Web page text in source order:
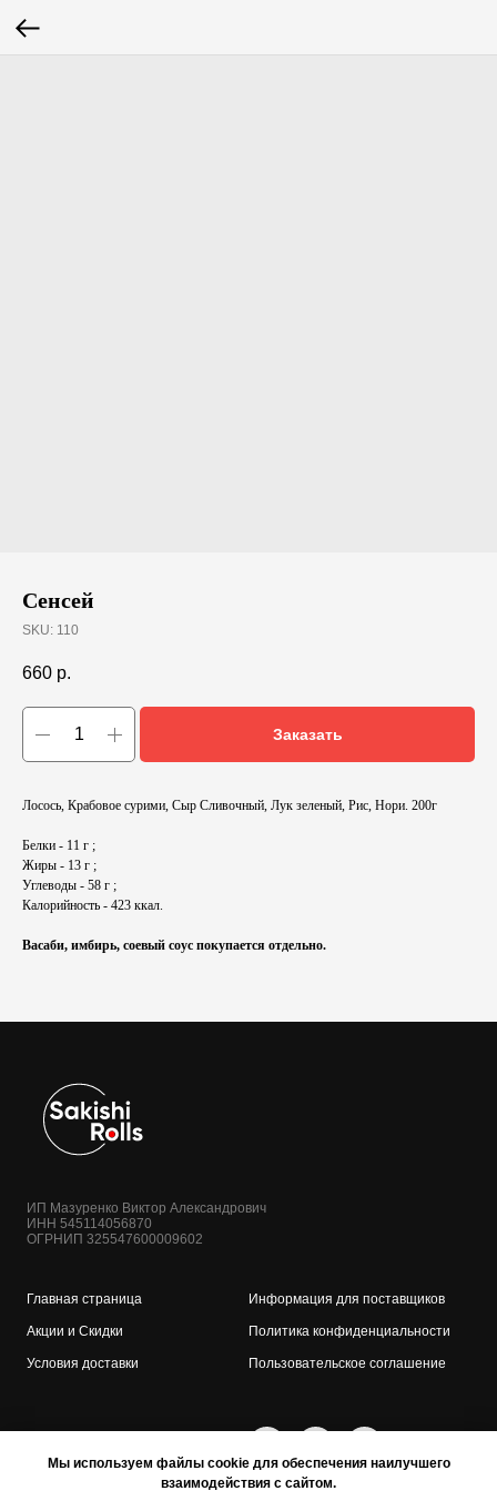
Сенсей
SKU: 110
660 р.
Заказать
Лосось, Крабовое сурими, Сыр Сливочный, Лук зеленый, Рис, Нори. 200г
Белки - 11 г ;
Жиры - 13 г ;
Углеводы - 58 г ;
Калорийность - 423 ккал.
Васаби, имбирь, соевый соус покупается отдельно.
ИП Мазуренко Виктор Александрович
ИНН 545114056870
ОГРНИП 325547600009602
Главная страница
Акции и Скидки
Условия доставки
Информация для поставщиков
Политика конфиденциальности
Пользовательское соглашение
Мы используем файлы cookie для обеспечения наилучшего
взаимодействия с сайтом.